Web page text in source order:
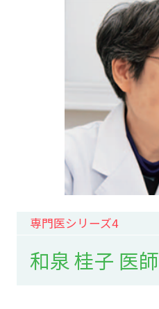
専門医シリーズ4
和泉 桂子 医師